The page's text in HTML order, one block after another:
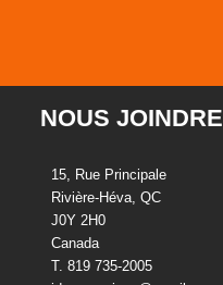
NOUS JOINDRE
15, Rue Principale
Rivière-Héva, QC
J0Y 2H0
Canada
T. 819 735-2005